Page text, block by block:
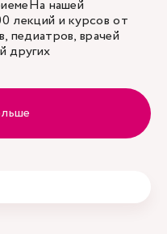
нашей
лекций и курсов от
педиатров, врачей
других